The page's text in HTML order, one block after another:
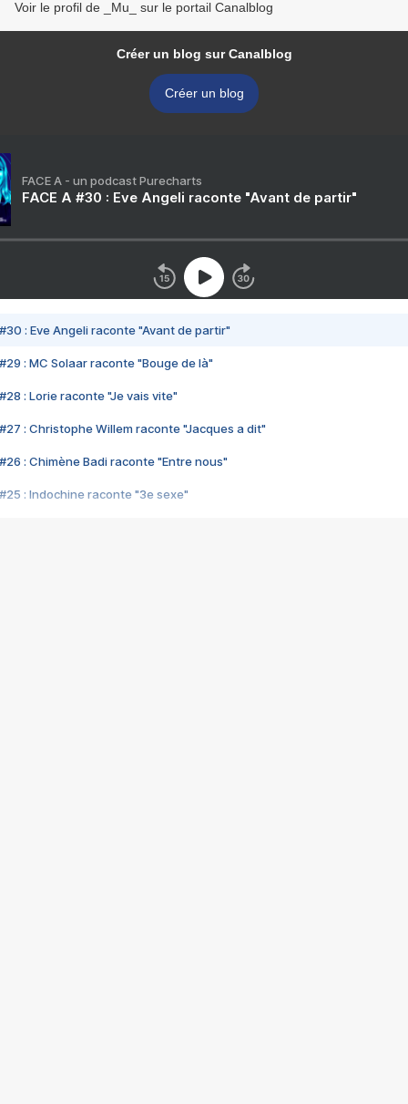
Voir le profil de _Mu_ sur le portail Canalblog
Créer un blog sur Canalblog
Créer un blog
FACE A - un podcast Purecharts
FACE A #30 : Eve Angeli raconte "Avant de partir"
#30 : Eve Angeli raconte "Avant de partir"
#29 : MC Solaar raconte "Bouge de là"
#28 : Lorie raconte "Je vais vite"
#27 : Christophe Willem raconte "Jacques a dit"
#26 : Chimène Badi raconte "Entre nous"
#25 : Indochine raconte "3e sexe"